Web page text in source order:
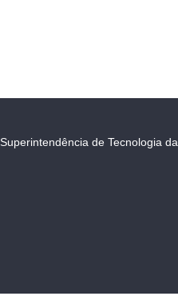
Superintendência de Tecnologia